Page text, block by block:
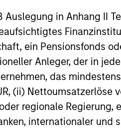
in Anhang II
ein Pensionsfonds
Anleger, der in
das
(ii) Nettoumsatzerlöse
regionale
internationaler und
wider, die während des
des Fonds anfallen
des Fonds im Laufe der Zeit
Enthalten sind die Gebühren
und